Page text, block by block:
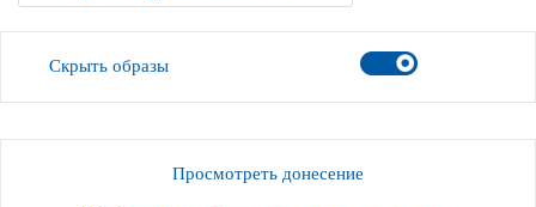
Скрыть образы
Просмотреть донесение